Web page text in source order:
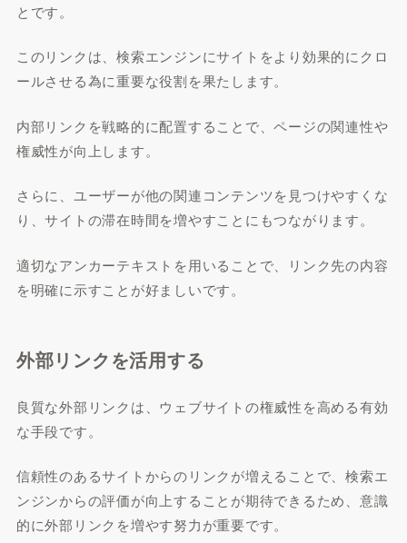
とです。
このリンクは、検索エンジンにサイトをより効果的にクロ
ールさせる為に重要な役割を果たします。
内部リンクを戦略的に配置することで、ページの関連性や
権威性が向上します。
さらに、ユーザーが他の関連コンテンツを見つけやすくな
り、サイトの滞在時間を増やすことにもつながります。
適切なアンカーテキストを用いることで、リンク先の内容
を明確に示すことが好ましいです。
外部リンクを活用する
良質な外部リンクは、ウェブサイトの権威性を高める有効
な手段です。
信頼性のあるサイトからのリンクが増えることで、検索エ
ンジンからの評価が向上することが期待できるため、意識
的に外部リンクを増やす努力が重要です。